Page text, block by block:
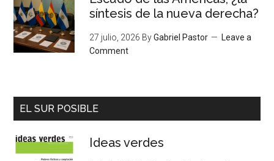
síntesis de la nueva derecha?
27 julio, 2026 ByGabriel Pastor
Leave a
Comment
EL SUR POSIBLE
Ideas verdes